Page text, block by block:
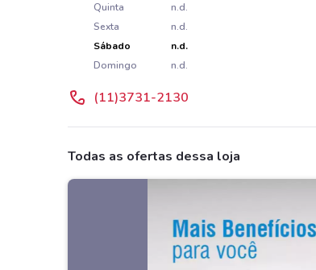
Quinta
n.d.
Sexta
n.d.
Sábado
n.d.
Domingo
n.d.
(11)3731-2130
Todas as ofertas dessa loja